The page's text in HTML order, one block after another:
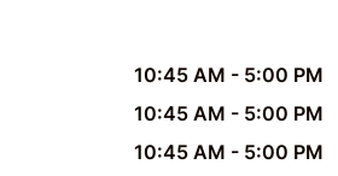
10:45 AM - 5:00 PM
10:45 AM - 5:00 PM
10:45 AM - 5:00 PM